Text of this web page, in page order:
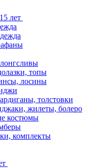
лет
топы
лосины
толстовки
жилеты, болеро
костюмы
комплекты